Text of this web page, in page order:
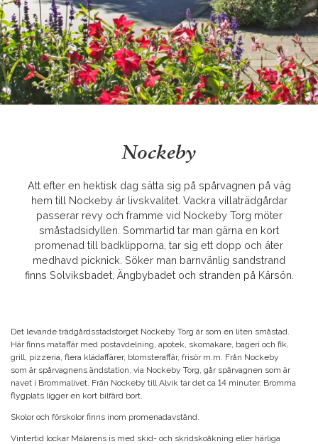
Nockeby
Att efter en hektisk dag sätta sig på spårvagnen på väg
hem till Nockeby är livskvalitet. Vackra villaträdgårdar
passerar revy och framme vid Nockeby Torg möter
småstadsidyllen. Sommartid tar man gärna en kort
promenad till badklipporna, tar sig ett dopp och äter
medhavd picknick. Söker man barnvänlig sandstrand
finns Solviksbadet, Ängbybadet och stranden på Kärsön.
Det levande trädgårdsstadstorget Nockeby Torg är som en liten småstad.
Här finns mataffär med postavdelning, apotek, skomakare, bageri och fik,
grill, pizzeria, flera klädaffärer, blomsteraffär, frisör m.m. Från Nockeby
som är spårvagnens ändstation, via Nockeby Torg, går spårvagnen som är
navet i Brommalivet. Från Nockeby till Alvik tar det ca 14 minuter. Bromma
flygplats ligger en kort bilfärd bort.
Skolor och förskolor finns inom promenadavstånd.
Vintertid lockar Mälarens is med skid- och skridskoåkning eller härliga